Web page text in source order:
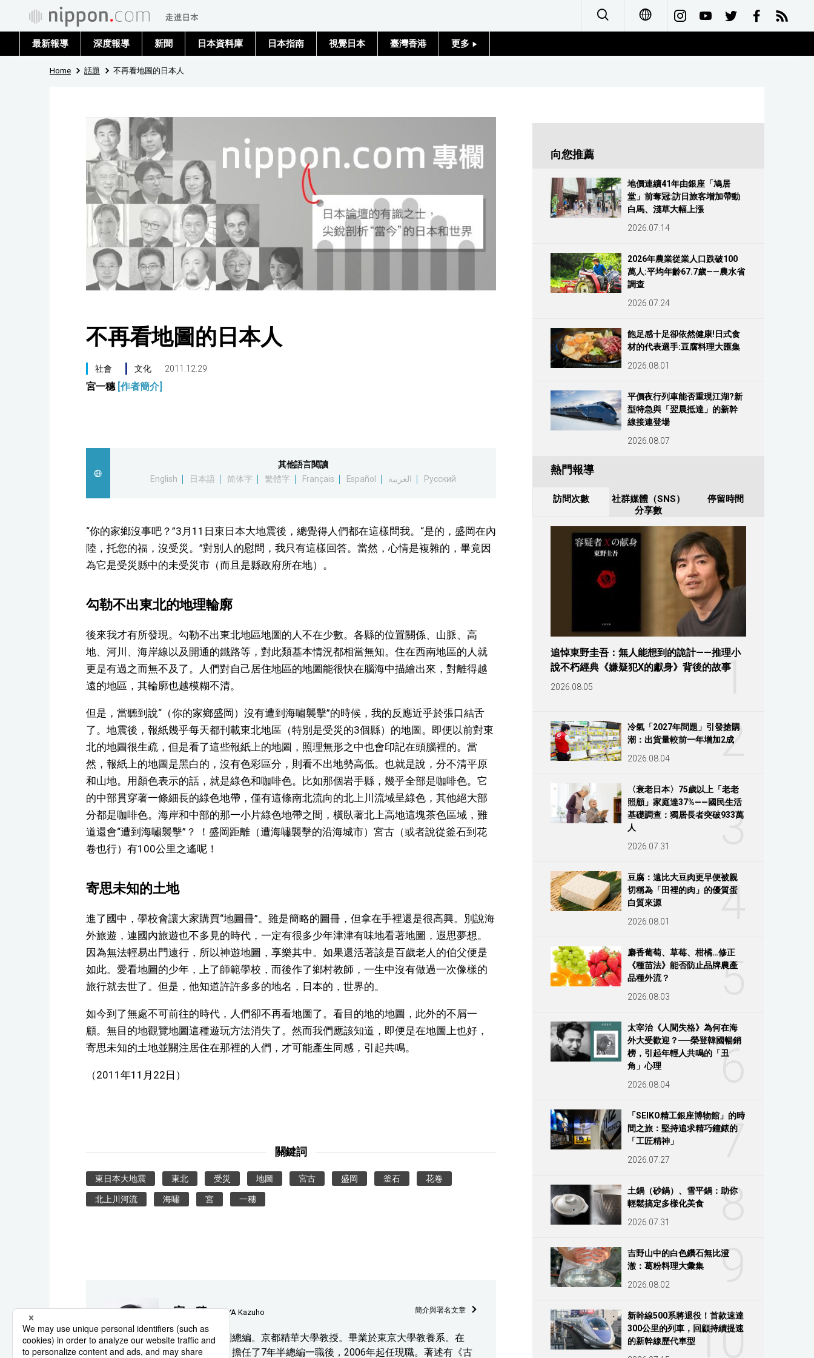
العربية
Русский
最新報導 深度報導 新聞 日本資料庫 日本指南 視覺日本 臺灣香港 更多
社會
財經
文化
Home 話題 不再看地圖的日本人
不再看地圖的日本人
社會 文化 2011.12.29
宮一穗 [作者簡介]
其他語言閱讀
English
日本語 简体字 繁體字 Français Español العربية Русский
“你的家鄉沒事吧？”3月11日東日本大地震後，總覺得人們都在這樣問我。“是的，盛岡在內
陸，托您的福，沒受災。”對別人的慰問，我只有這樣回答。當然，心情是複雜的，畢竟因
為它是受災縣中的未受災市（而且是縣政府所在地）。
勾勒不出東北的地理輪廓
後來我才有所發現。勾勒不出東北地區地圖的人不在少數。各縣的位置關係、山脈、高
地、河川、海岸線以及開通的鐵路等，對此類基本情況都相當無知。住在西南地區的人就
更是有過之而無不及了。人們對自己居住地區的地圖能很快在腦海中描繪出來，對離得越
遠的地區，其輪廓也越模糊不清。
但是，當聽到說“（你的家鄉盛岡）沒有遭到海嘯襲擊”的時候，我的反應近乎於張口結舌
了。地震後，報紙幾乎每天都刊載東北地區（特別是受災的3個縣）的地圖。即便以前對東
北的地圖很生疏，但是看了這些報紙上的地圖，照理無形之中也會印記在頭腦裡的。當
然，報紙上的地圖是黑白的，沒有色彩區分，則看不出地勢高低。也就是說，分不清平原
和山地。用顏色表示的話，就是綠色和咖啡色。比如那個岩手縣，幾乎全部是咖啡色。它
的中部貫穿著一條細長的綠色地帶，僅有這條南北流向的北上川流域呈綠色，其他絕大部
分都是咖啡色。海岸和中部的那一小片綠色地帶之間，橫臥著北上高地這塊茶色區域，難
道還會“遭到海嘯襲擊”？ ！盛岡距離（遭海嘯襲擊的沿海城市）宮古（或者說從釜石到花
卷也行）有100公里之遙呢！
寄思未知的土地
進了國中，學校會讓大家購買“地圖冊”。雖是簡略的圖冊，但拿在手裡還是很高興。別說海
外旅遊，連國內旅遊也不多見的時代，一定有很多少年津津有味地看著地圖，遐思夢想。
因為無法輕易出門遠行，所以神遊地圖，享樂其中。如果還活著該是百歲老人的伯父便是
如此。愛看地圖的少年，上了師範學校，而後作了鄉村教師，一生中沒有做過一次像樣的
旅行就去世了。但是，他知道許許多多的地名，日本的，世界的。
如今到了無處不可前往的時代，人們卻不再看地圖了。看目的地的地圖，此外的不屑一
顧。無目的地觀覽地圖這種遊玩方法消失了。然而我們應該知道，即便是在地圖上也好，
寄思未知的土地並關注居住在那裡的人們，才可能產生同感，引起共鳴。
（2011年11月22日）
關鍵詞
東日本大地震 東北 受災 地圖 宮古 盛岡 釜石 花卷
北上川河流 海嘯 宮 一穗
宮一穗 MIYA Kazuho 簡介與署名文章
nippon.com副總編。京都精華大學教授。畢業於東京大學教養系。在
《中央公論》擔任了7年半總編一職後，2006年起任現職。著述有《古
向您推薦
地價連續41年由銀座「鳩居
堂」前奪冠:訪日旅客增加帶動
白馬、淺草大幅上漲
2026.07.14
2026年農業從業人口跌破100
萬人:平均年齡67.7歲——農水省
調查
2026.07.24
飽足感十足卻依然健康!日式食
材的代表選手:豆腐料理大匯集
2026.08.01
平價夜行列車能否重現江湖?新
型特急與「翌晨抵達」的新幹
線接連登場
2026.08.07
熱門報導
訪問次數
社群媒體（SNS）
分享數
停留時間
1
追悼東野圭吾：無人能想到的詭計——推理小
說不朽經典《嫌疑犯X的獻身》背後的故事
2026.08.05
2
冷氣「2027年問題」引發搶購
潮：出貨量較前一年增加2成
2026.08.04
3
〈衰老日本〉75歲以上「老老
照顧」家庭達37%——國民生活
基礎調查：獨居長者突破933萬
人
2026.07.31
4
豆腐：遠比大豆肉更早便被親
切稱為「田裡的肉」的優質蛋
白質來源
2026.08.01
5
麝香葡萄、草莓、柑橘…修正
《種苗法》能否防止品牌農產
品種外流？
2026.08.03
6
太宰治《人間失格》為何在海
外大受歡迎？──榮登韓國暢銷
榜，引起年輕人共鳴的「丑
角」心理
2026.08.04
7
「SEIKO精工銀座博物館」的時
間之旅：堅持追求精巧鐘錶的
「工匠精神」
2026.07.27
8
土鍋（砂鍋）、雪平鍋：助你
輕鬆搞定多樣化美食
2026.07.31
9
吉野山中的白色鑽石無比澄
澈：葛粉料理大彙集
2026.08.02
10
新幹線500系將退役！首款速達
300公里的列車，回顧持續提速
的新幹線歷代車型